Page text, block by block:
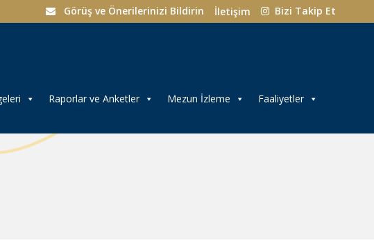
Görüş ve Önerilerinizi Bildirin İletişim Bizi Takip Et
Raporlar ve Anketler Mezun İzleme Faaliyetler